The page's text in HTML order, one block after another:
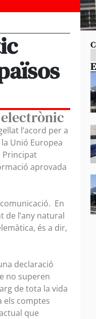
l’acord per a
Unió Europea
Principat
aprovada
En
l’any natural
és a dir,
declaració
no superen
de tota la vida
els comptes
que